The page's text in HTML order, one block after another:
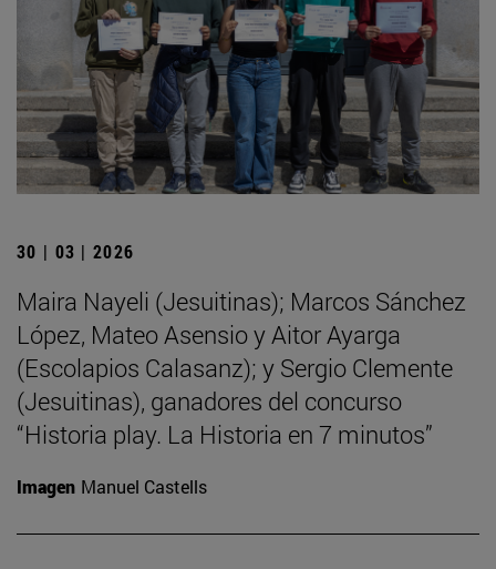
30 | 03 | 2026
Maira Nayeli (Jesuitinas); Marcos Sánchez
López, Mateo Asensio y Aitor Ayarga
(Escolapios Calasanz); y Sergio Clemente
(Jesuitinas), ganadores del concurso
“Historia play. La Historia en 7 minutos”
Imagen Manuel Castells